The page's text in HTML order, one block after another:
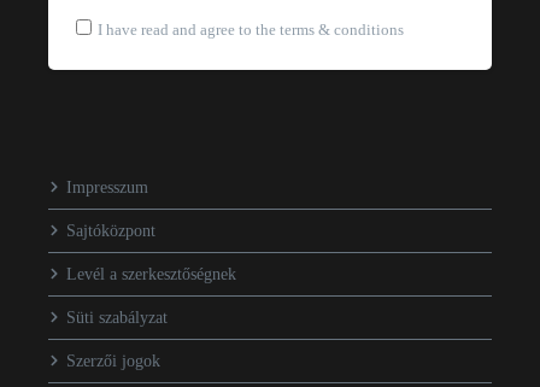
I have read and agree to the terms & conditions
Impresszum
Sajtóközpont
Levél a szerkesztőségnek
Süti szabályzat
Szerzői jogok